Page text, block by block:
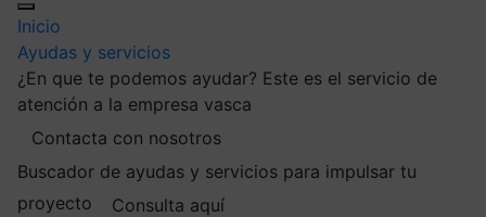
Inicio
Ayudas y servicios
¿En que te podemos ayudar? Este es el servicio de
atención a la empresa vasca
Contacta con nosotros
Buscador de ayudas y servicios para impulsar tu
proyecto
Consulta aquí